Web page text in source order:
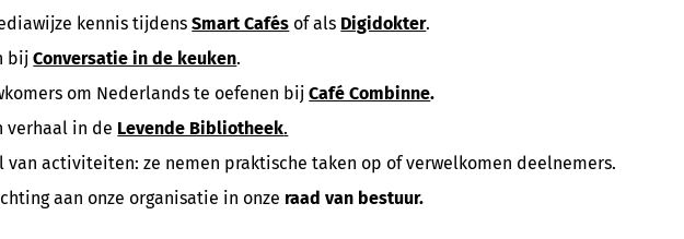
kennis tijdensSmart Cafés of als Digidokter.
bijConversatie in de keuken.
om Nederlands te oefenen bijCafé Combinne.
verhaal in de Levende Bibliotheek.
van activiteiten: ze nemen praktische taken op of verwelkomen deelnemers.
aan onze organisatie in onze raad van bestuur.